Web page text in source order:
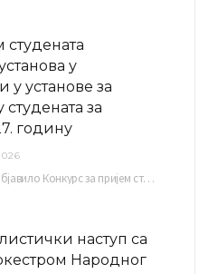
студената
у
у установе за
за
годину
Министарство просвете је објавило Конкурс за пријем студената високошколских установа у Републици Србији у установе…
наступ са
Народног